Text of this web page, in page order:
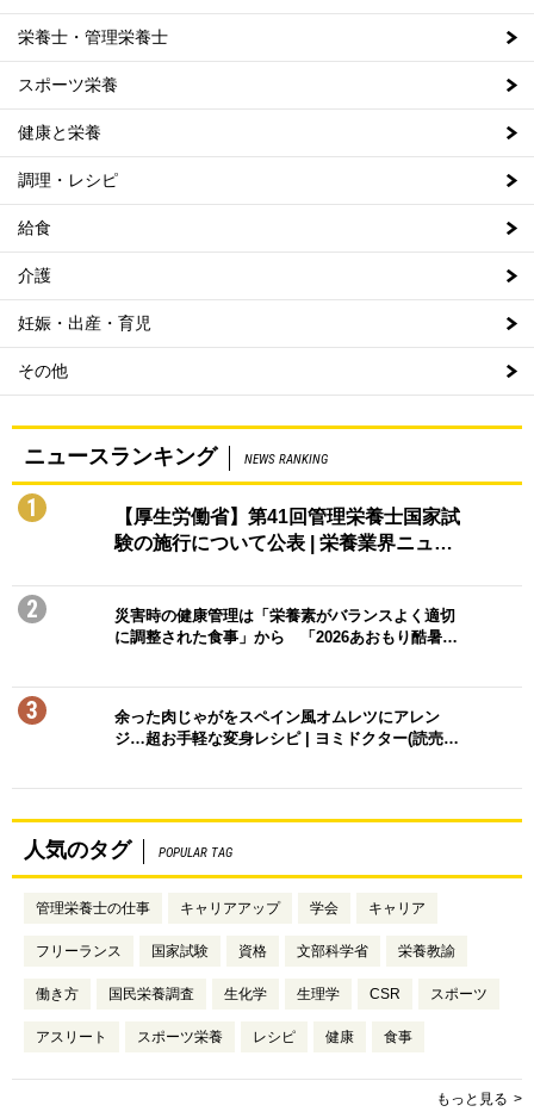
栄養士・管理栄養士
スポーツ栄養
健康と栄養
調理・レシピ
給食
介護
妊娠・出産・育児
その他
ニュースランキング NEWS RANKING
1
【厚生労働省】第41回管理栄養士国家試
験の施行について公表 | 栄養業界ニュ…
2
災害時の健康管理は「栄養素がバランスよく適切
に調整された食事」から 「2026あおもり酷暑…
3
余った肉じゃがをスペイン風オムレツにアレン
ジ…超お手軽な変身レシピ | ヨミドクター(読売…
人気のタグ POPULAR TAG
管理栄養士の仕事 キャリアアップ 学会 キャリア
フリーランス 国家試験 資格 文部科学省 栄養教諭
働き方 国民栄養調査 生化学 生理学 CSR スポーツ
アスリート スポーツ栄養 レシピ 健康 食事
もっと見る